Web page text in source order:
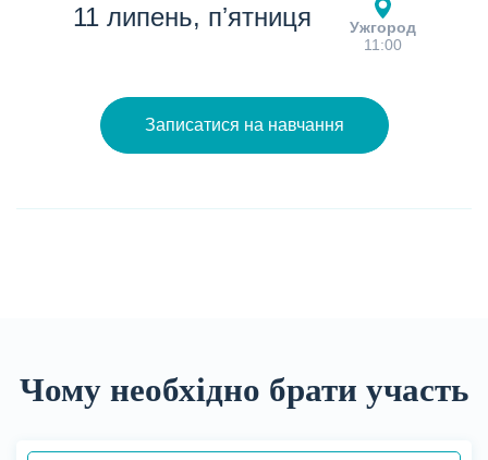
11 липень, пʼятниця
Ужгород
11:00
Записатися на навчання
Чому необхідно брати участь